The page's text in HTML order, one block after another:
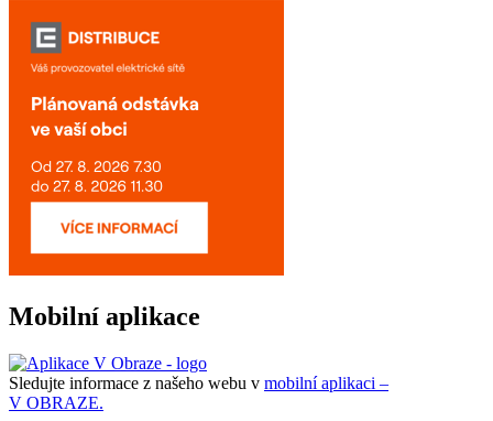
Mobilní aplikace
Sledujte informace z našeho webu v mobilní aplikaci –
V OBRAZE.